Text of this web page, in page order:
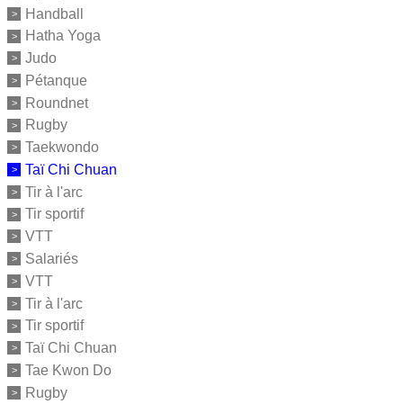
Handball
Hatha Yoga
Judo
Pétanque
Roundnet
Rugby
Taekwondo
Taï Chi Chuan
Tir à l'arc
Tir sportif
VTT
Salariés
VTT
Tir à l'arc
Tir sportif
Taï Chi Chuan
Tae Kwon Do
Rugby